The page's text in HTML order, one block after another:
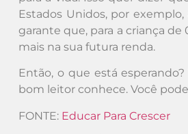
Estados Unidos, por exemplo,
garante que, para a criança
mais na sua futura renda.
Então, o que está
bom leitor conhece. Você
FONTE: Educar Para Crescer